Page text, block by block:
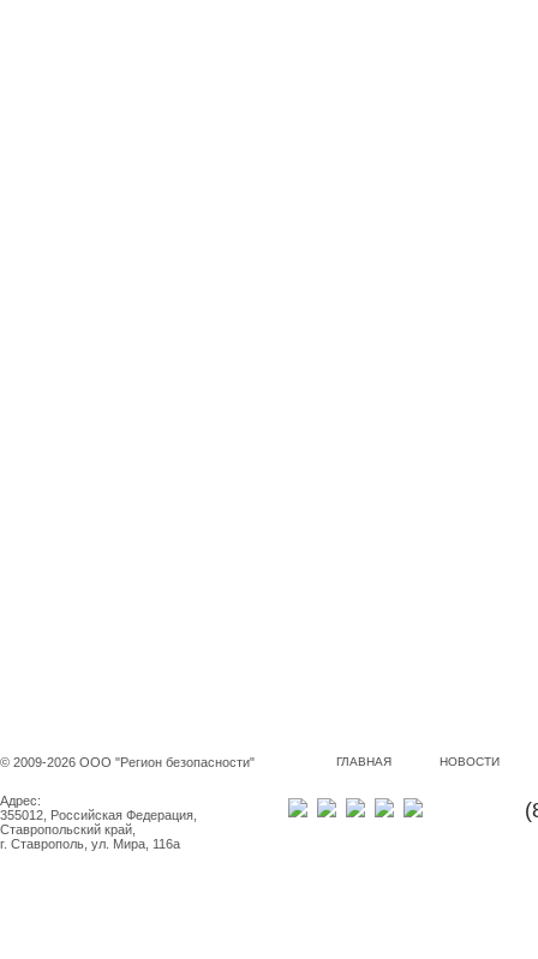
© 2009-2026 ООО "Регион безопасности"
Адрес:
355012, Российская Федерация,
Ставропольский край,
г. Ставрополь, ул. Мира, 116а
ГЛАВНАЯ НОВОСТИ